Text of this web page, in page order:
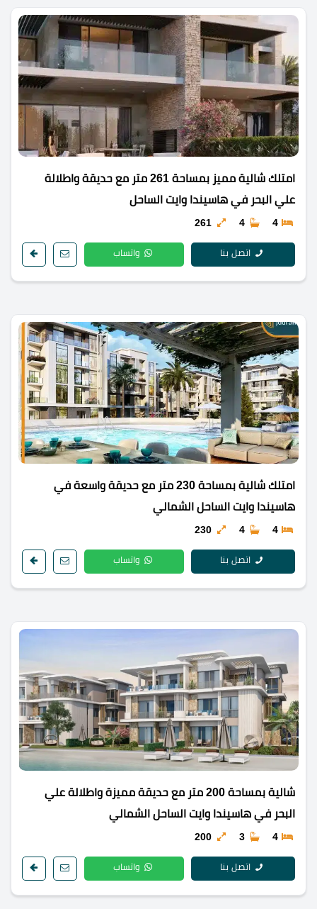
امتلك شالية مميز بمساحة 261 متر مع حديقة واطلالة
علي البحر في هاسيندا وايت الساحل
4
4
261
اتصل بنا واتساب
امتلك شالية بمساحة 230 متر مع حديقة واسعة في
هاسيندا وايت الساحل الشمالي
4
4
230
اتصل بنا واتساب
شالية بمساحة 200 متر مع حديقة مميزة واطلالة علي
البحر في هاسيندا وايت الساحل الشمالي
4
3
200
اتصل بنا واتساب